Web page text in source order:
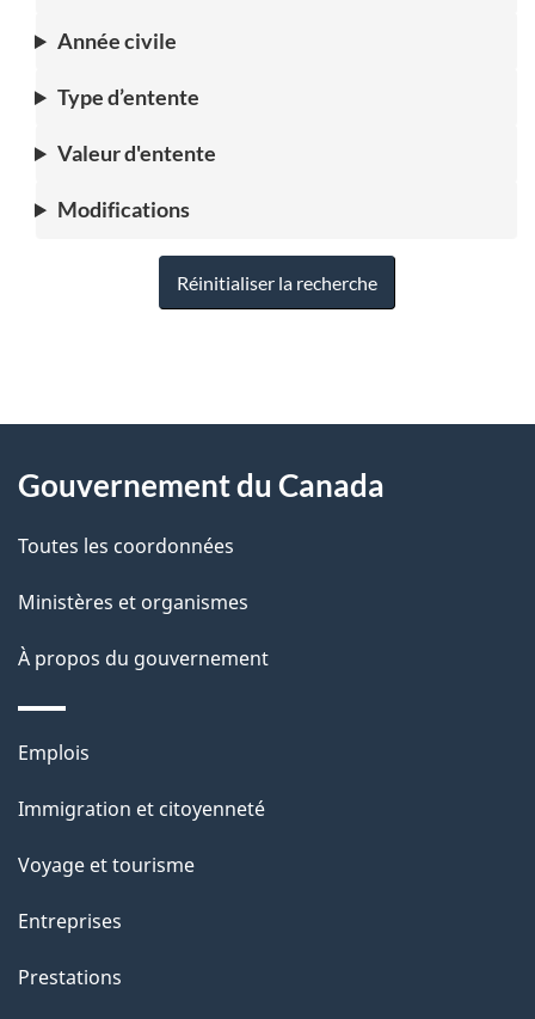
Année civile
Type d’entente
Valeur d'entente
Modifications
Réinitialiser la recherche
D
t
a
l
s
l
a
a
g
"
propos
ce
site
Gouvernement du Canada
Toutes les coordonnées
Ministères et organismes
À propos du gouvernement
Thèmes
sujets
Emplois
Immigration et citoyenneté
Voyage et tourisme
Entreprises
Prestations